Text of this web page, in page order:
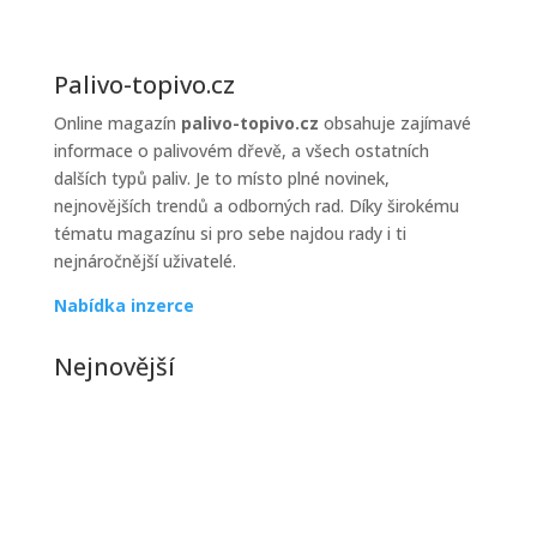
Palivo-topivo.cz
Online magazín palivo-topivo.cz obsahuje zajímavé
informace o palivovém dřevě, a všech ostatních
dalších typů paliv. Je to místo plné novinek,
nejnovějších trendů a odborných rad. Díky širokému
tématu magazínu si pro sebe najdou rady i ti
nejnáročnější uživatelé.
Nabídka inzerce
Nejnovější